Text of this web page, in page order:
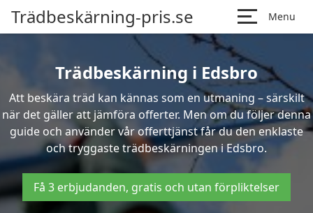
Trädbeskärning-pris.se Menu
Trädbeskärning i Edsbro
Att beskära träd kan kännas som en utmaning – särskilt
när det gäller att jämföra offerter. Men om du följer denna
guide och använder vår offerttjänst får du den enklaste
och tryggaste trädbeskärningen i Edsbro.
Få 3 erbjudanden, gratis och utan förpliktelser